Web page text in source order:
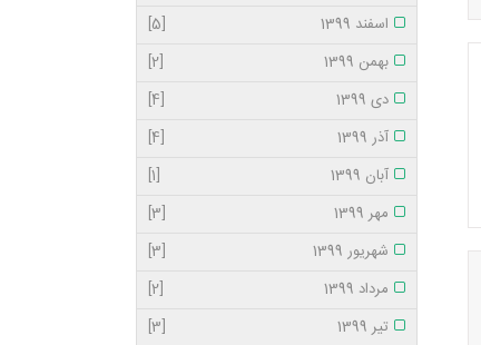
اسفند 1399
[5]
بهمن 1399
[2]
دی 1399
[4]
آذر 1399
[4]
آبان 1399
[1]
مهر 1399
[3]
شهریور 1399
[3]
مرداد 1399
[2]
تیر 1399
[3]